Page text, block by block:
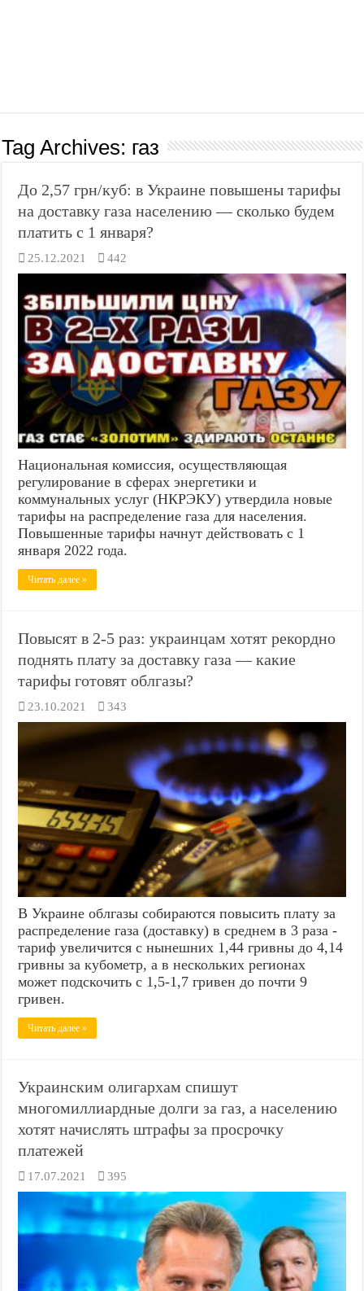
Tag Archives: газ
До 2,57 грн/куб: в Украине повышены тарифы
на доставку газа населению — сколько будем
платить с 1 января?
25.12.2021 442
Национальная комиссия, осуществляющая
регулирование в сферах энергетики и
коммунальных услуг (НКРЭКУ) утвердила новые
тарифы на распределение газа для населения.
Повышенные тарифы начнут действовать с 1
января 2022 года.
Читать далее »
Повысят в 2-5 раз: украинцам хотят рекордно
поднять плату за доставку газа — какие
тарифы готовят облгазы?
23.10.2021 343
В Украине облгазы собираются повысить плату за
распределение газа (доставку) в среднем в 3 раза -
тариф увеличится с нынешних 1,44 гривны до 4,14
гривны за кубометр, а в нескольких регионах
может подскочить с 1,5-1,7 гривен до почти 9
гривен.
Читать далее »
Украинским олигархам спишут
многомиллиардные долги за газ, а населению
хотят начислять штрафы за просрочку
платежей
17.07.2021 395